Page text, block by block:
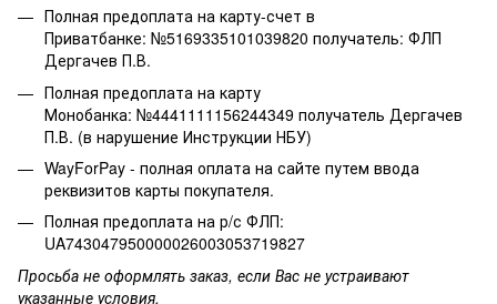
Полная предоплата на карту-счет в
Приватбанке: №5169335101039820 получатель: ФЛП
Дергачев П.В.
Полная предоплата на карту
Монобанка: №4441111156244349 получатель Дергачев
П.В. (в нарушение Инструкции НБУ)
WayForPay - полная оплата на сайте путем ввода
реквизитов карты покупателя.
Полная предоплата на р/с ФЛП:
UA743047950000026003053719827
Просьба не оформлять заказ, если Вас не устраивают
указанные условия.